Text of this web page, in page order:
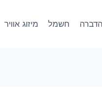
הדברה חשמל מיזוג אוויר